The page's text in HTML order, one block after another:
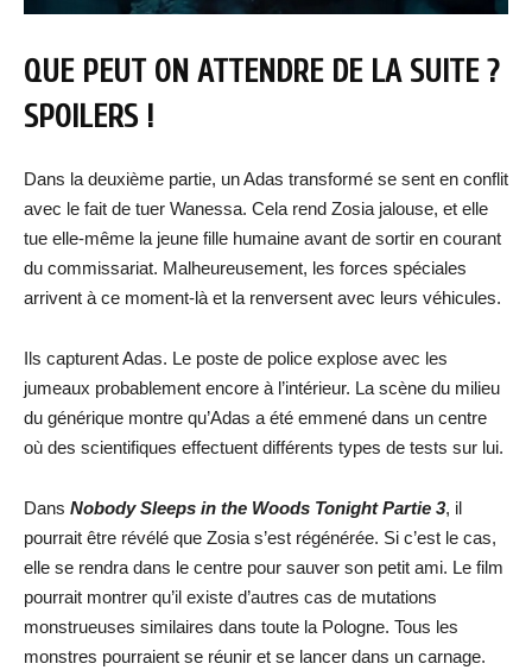
QUE PEUT ON ATTENDRE DE LA SUITE ?
SPOILERS !
Dans la deuxième partie, un Adas transformé se sent en conflit
avec le fait de tuer Wanessa. Cela rend Zosia jalouse, et elle
tue elle-même la jeune fille humaine avant de sortir en courant
du commissariat. Malheureusement, les forces spéciales
arrivent à ce moment-là et la renversent avec leurs véhicules.
Ils capturent Adas. Le poste de police explose avec les
jumeaux probablement encore à l’intérieur. La scène du milieu
du générique montre qu’Adas a été emmené dans un centre
où des scientifiques effectuent différents types de tests sur lui.
Dans Nobody Sleeps in the Woods Tonight Partie 3, il
pourrait être révélé que Zosia s’est régénérée. Si c’est le cas,
elle se rendra dans le centre pour sauver son petit ami. Le film
pourrait montrer qu’il existe d’autres cas de mutations
monstrueuses similaires dans toute la Pologne. Tous les
monstres pourraient se réunir et se lancer dans un carnage.